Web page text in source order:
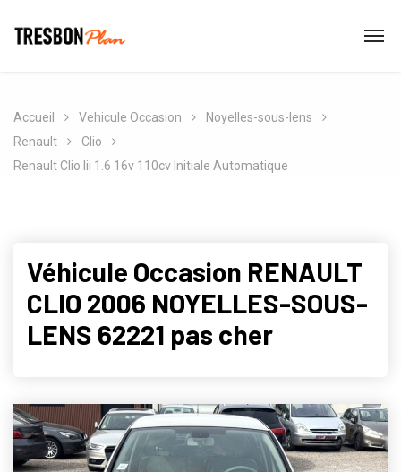
Accueil Vehicule Occasion
Noyelles-sous-lens
Renault
Clio
Renault Clio Iii 1.6 16v 110cv Initiale Automatique
Véhicule Occasion RENAULT
CLIO 2006 NOYELLES-SOUS-
LENS 62221 pas cher